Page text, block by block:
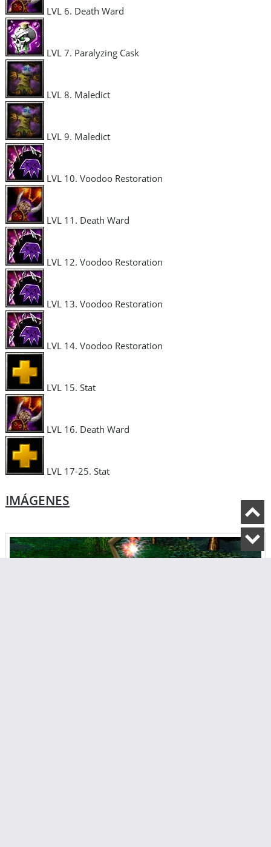
LVL 6. Death Ward
LVL 7. Paralyzing Cask
LVL 8. Maledict
LVL 9. Maledict
LVL 10. Voodoo Restoration
LVL 11. Death Ward
LVL 12. Voodoo Restoration
LVL 13. Voodoo Restoration
LVL 14. Voodoo Restoration
LVL 15. Stat
LVL 16. Death Ward
LVL 17-25. Stat
IMÁGENES